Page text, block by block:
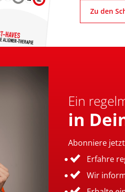
Zu den
Ein
in
Abonniere
Erfahre
Wir